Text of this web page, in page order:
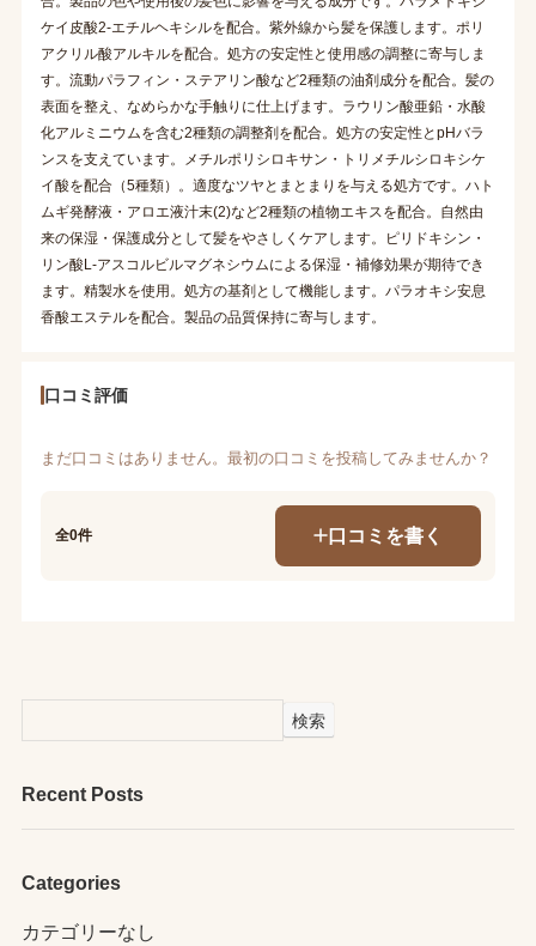
ケイ皮酸2-エチルヘキシルを配合。紫外線から髪を保護します。ポリ
アクリル酸アルキルを配合。処方の安定性と使用感の調整に寄与しま
す。流動パラフィン・ステアリン酸など2種類の油剤成分を配合。髪の
表面を整え、なめらかな手触りに仕上げます。ラウリン酸亜鉛・水酸
化アルミニウムを含む2種類の調整剤を配合。処方の安定性とpHバラ
ンスを支えています。メチルポリシロキサン・トリメチルシロキシケ
イ酸を配合（5種類）。適度なツヤとまとまりを与える処方です。ハト
ムギ発酵液・アロエ液汁末(2)など2種類の植物エキスを配合。自然由
来の保湿・保護成分として髪をやさしくケアします。ピリドキシン・
リン酸L-アスコルビルマグネシウムによる保湿・補修効果が期待でき
ます。精製水を使用。処方の基剤として機能します。パラオキシ安息
香酸エステルを配合。製品の品質保持に寄与します。
口コミ評価
まだ口コミはありません。最初の口コミを投稿してみませんか？
全0件 口コミを書く
検索
Recent Posts
Categories
カテゴリーなし